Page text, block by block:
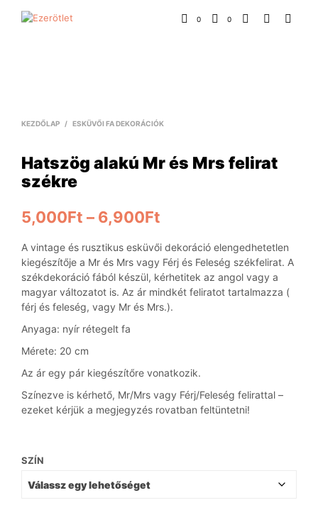
0 0
KEZDŐLAP / ESKÜVŐI FA DEKORÁCIÓK
Hatszög alakú Mr és Mrs felirat
székre
5,000Ft – 6,900Ft
A vintage és rusztikus esküvői dekoráció elengedhetetlen
kiegészítője a Mr és Mrs vagy Férj és Feleség székfelirat. A
székdekoráció fából készül, kérhetitek az angol vagy a
magyar változatot is. Az ár mindkét feliratot tartalmazza (
férj és feleség, vagy Mr és Mrs.).
Anyaga: nyír rétegelt fa
Mérete: 20 cm
Az ár egy pár kiegészítőre vonatkozik.
Színezve is kérhető, Mr/Mrs vagy Férj/Feleség felirattal –
ezeket kérjük a megjegyzés rovatban feltüntetni!
SZÍN